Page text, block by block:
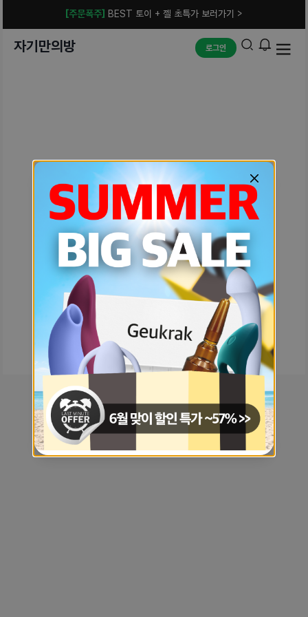
[주문폭주] BEST 토이 + 젤 초특가 보러가기 >
자기만의방 로그인
예상치 못한 에러입니다.